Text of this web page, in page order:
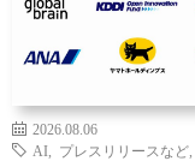
2026.08.06
AI
プレスリリースなど